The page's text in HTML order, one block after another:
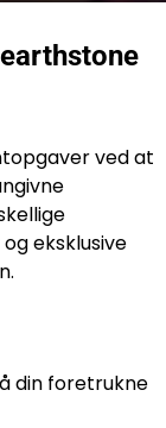
ved at
eksklusive
din foretrukne